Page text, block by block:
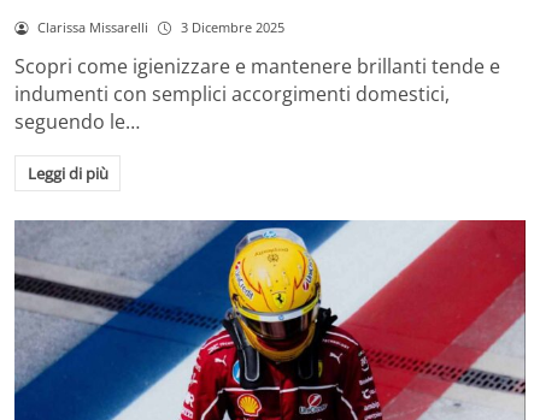
Clarissa Missarelli 3 Dicembre 2025
Scopri come igienizzare e mantenere brillanti tende e
indumenti con semplici accorgimenti domestici,
seguendo le…
Leggi di più